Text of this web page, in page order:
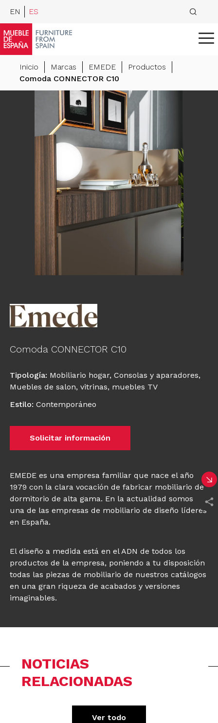
EN ES
Inicio Marcas EMEDE
Productos
Comoda CONNECTOR C10
Comoda CONNECTOR C10
Tipología: Mobiliario hogar, Consolas y aparadores,
Muebles de salon, vitrinas, muebles TV
Estilo: Contemporáneo
Solicitar información
EMEDE es una empresa familiar que nace el año
1979 con la clara vocación de fabricar mobiliario de
dormitorio de alta gama. En la actualidad somos
una de las empresas de mobiliario de diseño líderes
en España.
El diseño a medida está en el ADN de todos los
productos de la empresa, poniendo a tu disposición
todas las piezas de mobiliario de nuestros catálogos
en una gran riqueza de acabados y versiones
imaginables.
NOTICIAS
RELACIONADAS
Ver todo